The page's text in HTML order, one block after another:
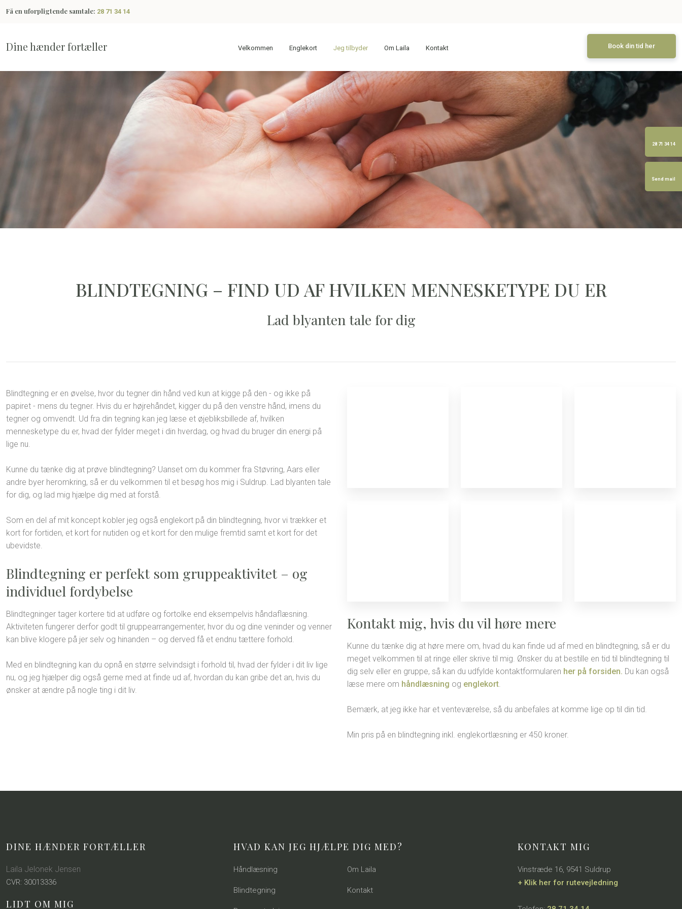
28 71 34 14
Send mail
Få en uforpligtende samtale: 28 71 34 14
Dine hænder fortæller​ Velkommen Englekort Jeg tilbyder Om Laila Kontakt Book din tid her
BLINDTEGNING – FIND UD AF HVILKEN MENNESKETYPE DU ER
Lad blyanten tale for dig
Blindtegning er en øvelse, hvor du tegner din hånd ved kun at kigge på den - og ikke på
papiret - mens du tegner. Hvis du er højrehåndet, kigger du på den venstre hånd, imens du
tegner og omvendt. Ud fra din tegning kan jeg læse et øjebliksbillede af, hvilken
mennesketype du er, hvad der fylder meget i din hverdag, og hvad du bruger din energi på
lige nu.
Kunne du tænke dig at prøve blindtegning? Uanset om du kommer fra Støvring, Aars eller
andre byer heromkring, så er du velkommen til et besøg hos mig i Suldrup. Lad blyanten tale
for dig, og lad mig hjælpe dig med at forstå.
Som en del af mit koncept kobler jeg også englekort på din blindtegning, hvor vi trækker et
kort for fortiden, et kort for nutiden og et kort for den mulige fremtid samt et kort for det
ubevidste.
Blindtegning er perfekt som gruppeaktivitet – og
individuel fordybelse
Blindtegninger tager kortere tid at udføre og fortolke end eksempelvis håndaflæsning.
Aktiviteten fungerer derfor godt til gruppearrangementer, hvor du og dine veninder og venner
kan blive klogere på jer selv og hinanden – og derved få et endnu tættere forhold.
Med en blindtegning kan du opnå en større selvindsigt i forhold til, hvad der fylder i dit liv lige
nu, og jeg hjælper dig også gerne med at finde ud af, hvordan du kan gribe det an, hvis du
ønsker at ændre på nogle ting i dit liv.
Kontakt mig, hvis du vil høre mere
Kunne du tænke dig at høre mere om, hvad du kan finde ud af med en blindtegning, så er du
meget velkommen til at ringe eller skrive til mig. Ønsker du at bestille en tid til blindtegning til
dig selv eller en gruppe, så kan du udfylde kontaktformularen her på forsiden. Du kan også
læse mere om håndlæsning og englekort
Bemærk, at jeg ikke har et venteværelse, så du anbefales at komme lige op til din tid.
Min pris på en blindtegning inkl. englekortlæsning er 450 kroner.
DINE HÆNDER FORTÆLLER
Laila Jelonek Jensen
​CVR: 30013336
LIDT OM MIG
HVAD KAN JEG HJÆLPE DIG MED?
Håndlæsning
Blindtegning
Om Laila
Kontakt
KONTAKT MIG
​​Vinstræde 16, 9541 Suldrup
+ Klik her for rutevejledning